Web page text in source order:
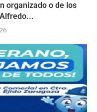
organizado o de los